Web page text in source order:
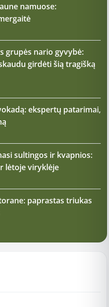
namuose:
grupės nario gyvybė:
girdėti šią tragišką
ekspertų patarimai,
sultingos ir kvapnios:
lėtoje viryklėje
paprastas triukas